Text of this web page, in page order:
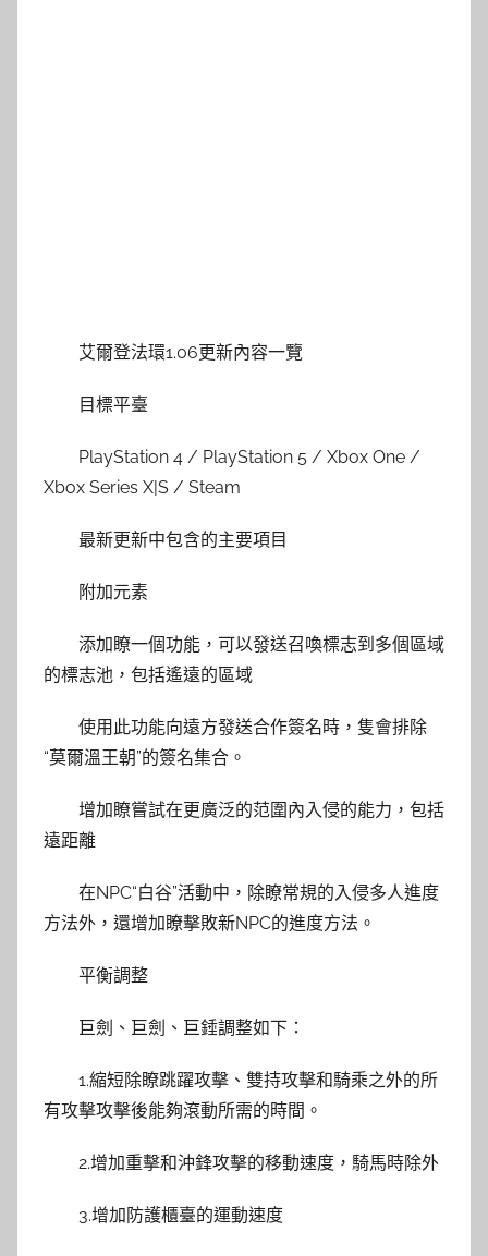
艾爾登法環1.06更新內容一覽
目標平臺
PlayStation 4 / PlayStation 5 / Xbox One /
Xbox Series X|S / Steam
最新更新中包含的主要項目
附加元素
添加瞭一個功能，可以發送召喚標志到多個區域
的標志池，包括遙遠的區域
使用此功能向遠方發送合作簽名時，隻會排除
“莫爾溫王朝”的簽名集合。
增加瞭嘗試在更廣泛的范圍內入侵的能力，包括
遠距離
在NPC“白谷”活動中，除瞭常規的入侵多人進度
方法外，還增加瞭擊敗新NPC的進度方法。
平衡調整
巨劍、巨劍、巨錘調整如下：
1.縮短除瞭跳躍攻擊、雙持攻擊和騎乘之外的所
有攻擊攻擊後能夠滾動所需的時間。
2.增加重擊和沖鋒攻擊的移動速度，騎馬時除外
3.增加防護櫃臺的運動速度